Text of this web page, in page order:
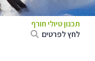
תכנון טיולי חורף
לחץ לפרטים